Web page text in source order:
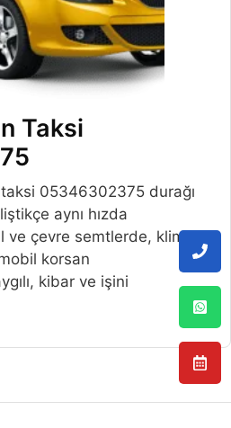
Taksi
05346302375 durağı
aynı hızda
çevre semtlerde, klimalı
korsan
kibar ve işini